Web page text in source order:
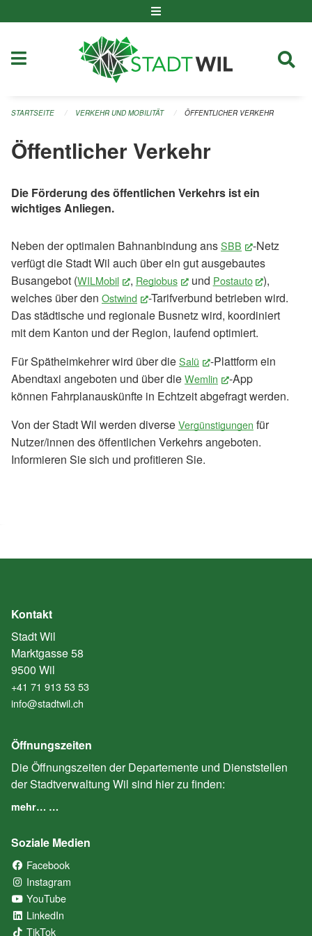
STARTSEITE VERKEHR UND MOBILITÄT ÖFFENTLICHER VERKEHR
Öffentlicher Verkehr
Die Förderung des öffentlichen Verkehrs ist ein
wichtiges Anliegen.
Neben der optimalen Bahnanbindung ansSBB (External
-Netz
verfügt die Stadt Wil auch über ein gut ausgebautes
Busangebot (WILMobil (External Link)
, Regiobus (External Link)
und Postauto (External
),
welches über den Ostwind (External Link)
-Tarifverbund betrieben wird.
Das städtische und regionale Busnetz wird, koordiniert
mit dem Kanton und der Region, laufend optimiert.
Für Spätheimkehrer wird über dieSalü (External Link)
-Plattform ein
Abendtaxi angeboten und über dieWemlin (External Link)
-App
können Fahrplanauskünfte in Echtzeit abgefragt werden.
Von der Stadt Wil werden diverseVergünstigungen für
Nutzer/innen des öffentlichen Verkehrs angeboten.
Informieren Sie sich und profitieren Sie.
Kontakt
Stadt Wil
Marktgasse 58
9500 Wil
+41 71 913 53 53
info@stadtwil.ch
Öffnungszeiten
Die Öffnungszeiten der Departemente und Dienststellen
der Stadtverwaltung Wil sind hier zu finden:
mehr… …
Soziale Medien
Facebook
Instagram
YouTube
LinkedIn
TikTok